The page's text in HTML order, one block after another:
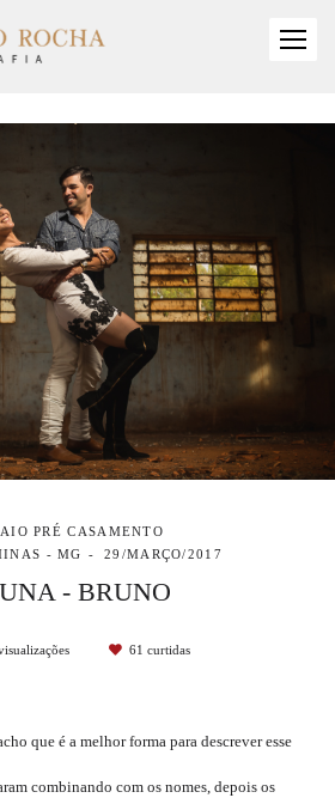
PRÉ CASAMENTO
- MG
29/MARÇO/2017
- BRUNO
61 curtidas
que é a melhor forma para descrever esse
combinando com os nomes, depois os